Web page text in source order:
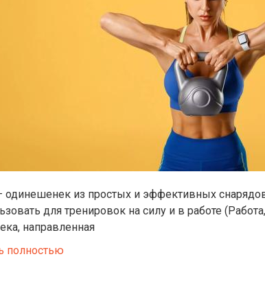
одинешенек из простых и эффективных
для тренировок на силу и в работе
направленная
полностью